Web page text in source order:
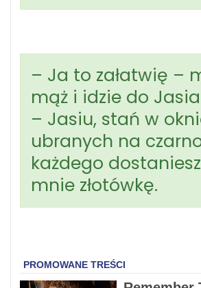
– Ja to załatwię –
mąż i idzie do
– Jasiu, stań w
ubranych na
każdego
mnie złotówkę.